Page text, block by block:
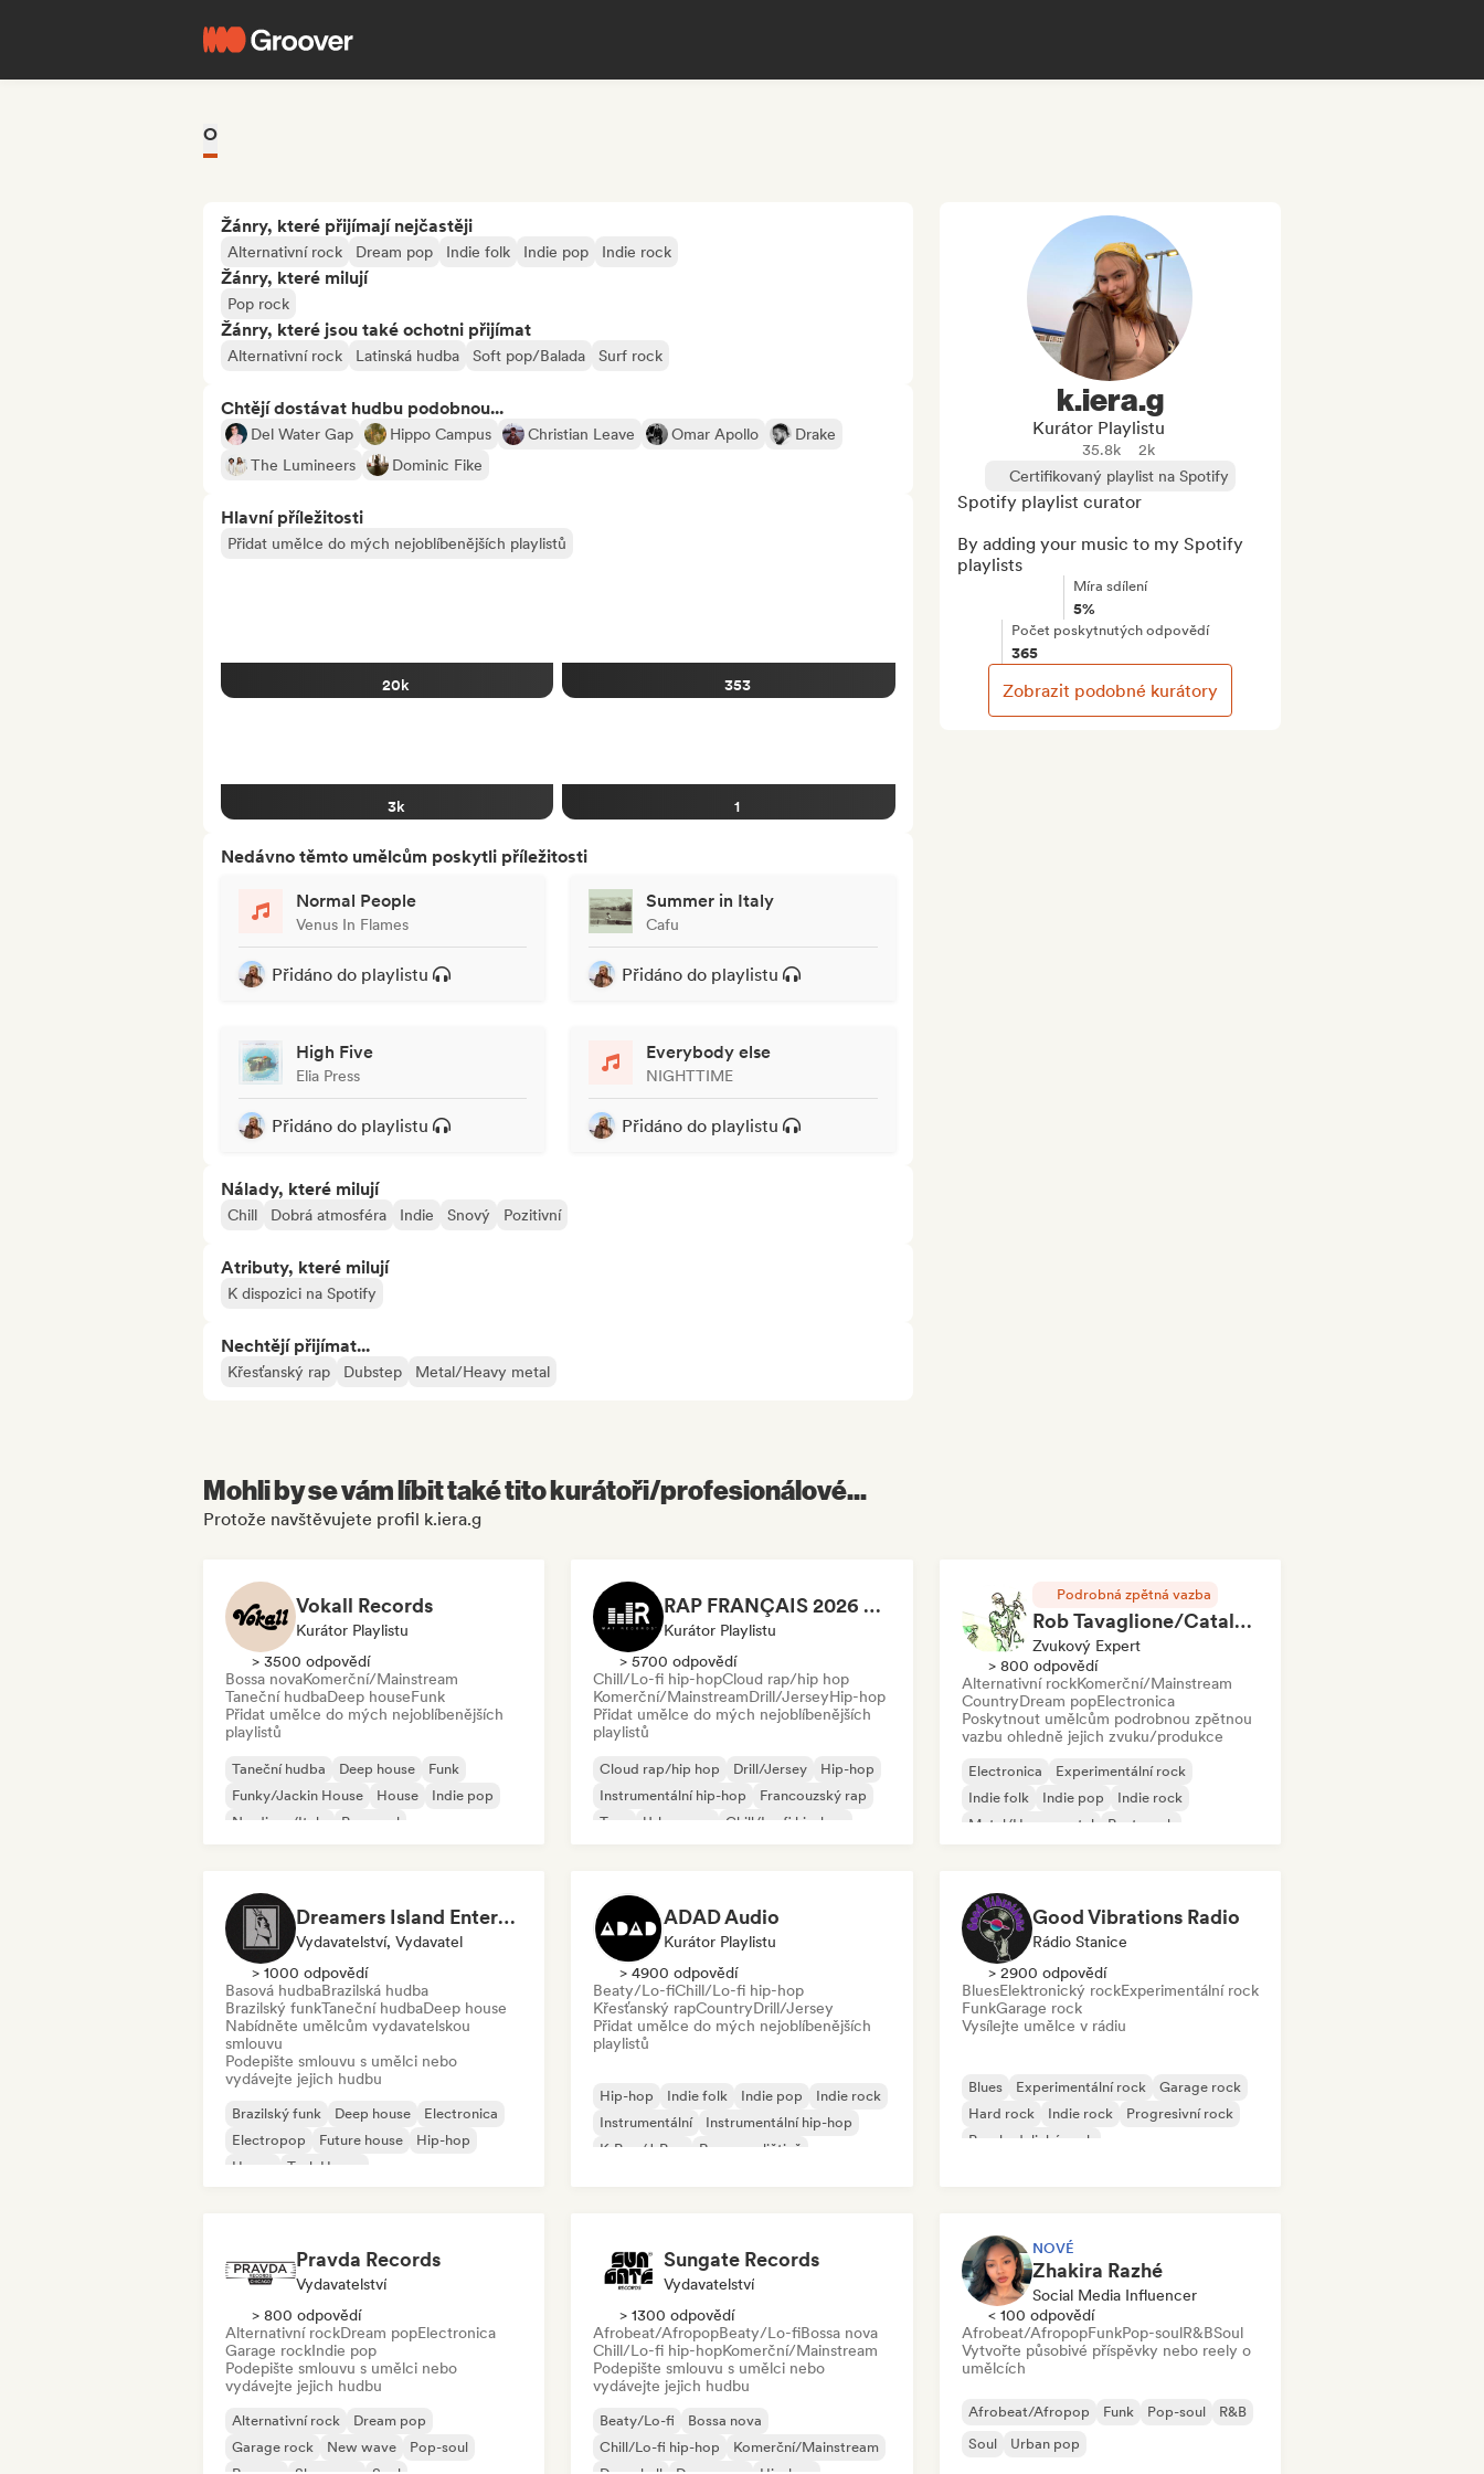
O
Žánry, které přijímají nejčastěji
Alternativní rock Dream pop Indie folk Indie pop Indie rock
Žánry, které milují
Pop rock
Žánry, které jsou také ochotni přijímat
Alternativní rock Latinská hudba Soft pop/Balada Surf rock
Chtějí dostávat hudbu podobnou...
Del Water Gap Hippo Campus Christian Leave Omar Apollo
Drake
The Lumineers
Dominic Fike
Hlavní příležitosti
Přidat umělce do mých nejoblíbenějších playlistů
20k 353
3k 1
Nedávno těmto umělcům poskytli příležitosti
Normal People
Venus In Flames
Přidáno do playlistu
Summer in Italy
Cafu
Přidáno do playlistu
High Five
Elia Press
Přidáno do playlistu
Everybody else
NIGHTTIME
Přidáno do playlistu
Nálady, které milují
Chill Dobrá atmosféra Indie Snový Pozitivní
Atributy, které milují
K dispozici na Spotify
Nechtějí přijímat...
Křesťanský rap Dubstep Metal/Heavy metal
k.iera.g
Kurátor Playlistu
35.8k
2k
Certifikovaný playlist na Spotify
Spotify playlist curator
By adding your music to my Spotify
playlists
Míra sdílení
5%
Počet poskytnutých odpovědí
365
Zobrazit podobné kurátory
Mohli by se vám líbit také tito kurátoři/profesionálové...
Protože navštěvujete profil k.iera.g
Vokall Records
Kurátor Playlistu
> 3500 odpovědí
Bossa novaKomerční/Mainstream
Taneční hudbaDeep houseFunk
Přidat umělce do mých nejoblíbenějších
playlistů
Taneční hudba Deep house
Funk
Funky/Jackin House
House
Indie pop
Nu-disco/Italo
Pop-soul
RAP FRANÇAIS 2026 🔥🇫🇷 (Way Records)
Kurátor Playlistu
> 5700 odpovědí
Chill/Lo-fi hip-hopCloud rap/hip hop
Komerční/MainstreamDrill/JerseyHip-hop
Přidat umělce do mých nejoblíbenějších
playlistů
Cloud rap/hip hop Drill/Jersey
Hip-hop
Instrumentální hip-hop
Francouzský rap
Trap
Urban pop Chill/Lo-fi hip-hop
Podrobná zpětná vazba
Rob Tavaglione/Catalyst Recording
Zvukový Expert
> 800 odpovědí
Alternativní rockKomerční/Mainstream
CountryDream popElectronica
Poskytnout umělcům podrobnou zpětnou
vazbu ohledně jejich zvuku/produkce
Electronica
Experimentální rock
Indie folk
Indie pop
Indie rock
Metal/Heavy metal
Post-punk
Dreamers Island Entertainment
Vydavatelství, Vydavatel
> 1000 odpovědí
Basová hudbaBrazilská hudba
Brazilský funkTaneční hudbaDeep house
Nabídněte umělcům vydavatelskou
smlouvu
Podepište smlouvu s umělci nebo
vydávejte jejich hudbu
Brazilský funk Deep house
Electronica
Electropop
Future house
Hip-hop
House
Tech House
ADAD Audio
Kurátor Playlistu
> 4900 odpovědí
Beaty/Lo-fiChill/Lo-fi hip-hop
Křesťanský rapCountryDrill/Jersey
Přidat umělce do mých nejoblíbenějších
playlistů
Hip-hop Indie folk Indie pop
Indie rock
Instrumentální
Instrumentální hip-hop
K-Pop/J-Pop
Rap v angličtině
Good Vibrations Radio
Rádio Stanice
> 2900 odpovědí
BluesElektronický rockExperimentální rock
FunkGarage rock
Vysílejte umělce v rádiu
Blues Experimentální rock
Garage rock
Hard rock
Indie rock
Progresivní rock
Psychedelický rock
Pravda Records
Vydavatelství
> 800 odpovědí
Alternativní rockDream popElectronica
Garage rockIndie pop
Podepište smlouvu s umělci nebo
vydávejte jejich hudbu
Alternativní rock
Dream pop
Garage rock
New wave
Pop-soul
Sungate Records
Vydavatelství
> 1300 odpovědí
Afrobeat/AfropopBeaty/Lo-fiBossa nova
Chill/Lo-fi hip-hopKomerční/Mainstream
Podepište smlouvu s umělci nebo
vydávejte jejich hudbu
Beaty/Lo-fi
Bossa nova
Chill/Lo-fi hip-hop
Komerční/Mainstream
NOVÉ
Zhakira Razhé
Social Media Influencer
< 100 odpovědí
Afrobeat/AfropopFunkPop-soulR&BSoul
Vytvořte působivé příspěvky nebo reely o
umělcích
Afrobeat/Afropop Funk Pop-soul
R&B
Soul
Urban pop